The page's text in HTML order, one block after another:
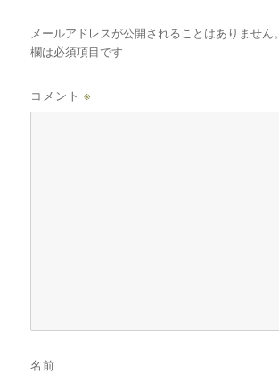
メールアドレスが公開されることはありません。
欄は必須項目です
コメント※
名前